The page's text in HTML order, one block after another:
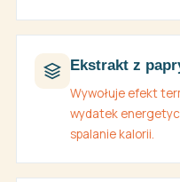
Ekstrakt z
Wywołuje efekt
wydatek
spalanie kalorii.